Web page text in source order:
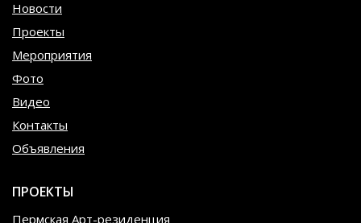
Новости
Проекты
Мероприятия
Фото
Видео
Контакты
Объявления
ПРОЕКТЫ
Пермская Арт-резиденция